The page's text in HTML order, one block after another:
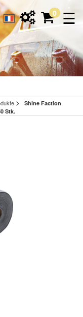
☰
0
>
Shine Faction
Stk.